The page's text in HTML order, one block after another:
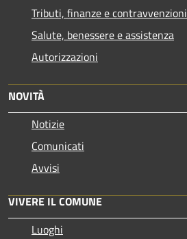
Tributi, finanze e contravvenzioni
Salute, benessere e assistenza
Autorizzazioni
NOVITÀ
Notizie
Comunicati
Avvisi
VIVERE IL COMUNE
Luoghi